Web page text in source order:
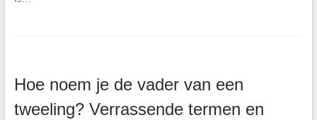
Hoe noem je de vader van een
tweeling? Verrassende termen en